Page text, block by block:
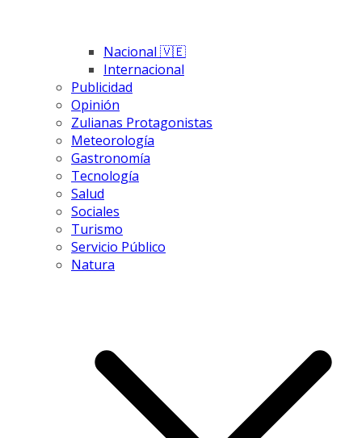
Nacional 🇻🇪
Internacional
Publicidad
Opinión
Zulianas Protagonistas
Meteorología
Gastronomía
Tecnología
Salud
Sociales
Turismo
Servicio Público
Natura